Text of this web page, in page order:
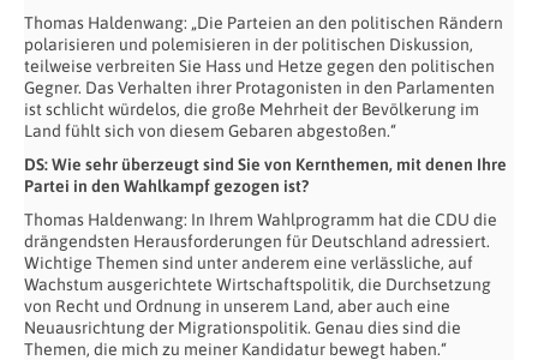
Thomas Haldenwang: „Die Parteien an den politischen Rändern
polarisieren und polemisieren in der politischen Diskussion,
teilweise verbreiten Sie Hass und Hetze gegen den politischen
Gegner. Das Verhalten ihrer Protagonisten in den Parlamenten
ist schlicht würdelos, die große Mehrheit der Bevölkerung im
Land fühlt sich von diesem Gebaren abgestoßen.“
DS: Wie sehr überzeugt sind Sie von Kernthemen, mit denen Ihre
Partei in den Wahlkampf gezogen ist?
Thomas Haldenwang: In Ihrem Wahlprogramm hat die CDU die
drängendsten Herausforderungen für Deutschland adressiert.
Wichtige Themen sind unter anderem eine verlässliche, auf
Wachstum ausgerichtete Wirtschaftspolitik, die Durchsetzung
von Recht und Ordnung in unserem Land, aber auch eine
Neuausrichtung der Migrationspolitik. Genau dies sind die
Themen, die mich zu meiner Kandidatur bewegt haben.“